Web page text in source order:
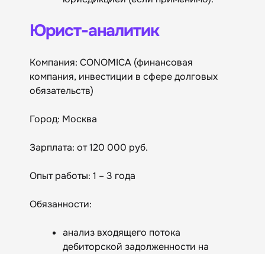
Юрист-аналитик
Компания: CONOMICA (финансовая
компания, инвестиции в сфере долговых
обязательств)
Город: Москва
Зарплата: от 120 000 руб.
Опыт работы: 1 – 3 года
Обязанности:
анализ входящего потока
дебиторской задолженности на